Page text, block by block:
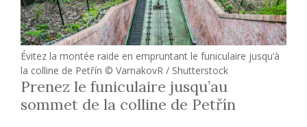
Évitez la montée raide en empruntant le funiculaire jusqu’à
la colline de Petřín © VarnakovR / Shutterstock
Prenez le funiculaire jusqu’au
sommet de la colline de Petřín